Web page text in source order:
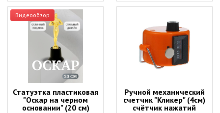
Видеообзор
Статуэтка пластиковая
"Оскар на черном
основании" (20 см)
Ручной механический
счетчик "Кликер" (4см)
счётчик нажатий